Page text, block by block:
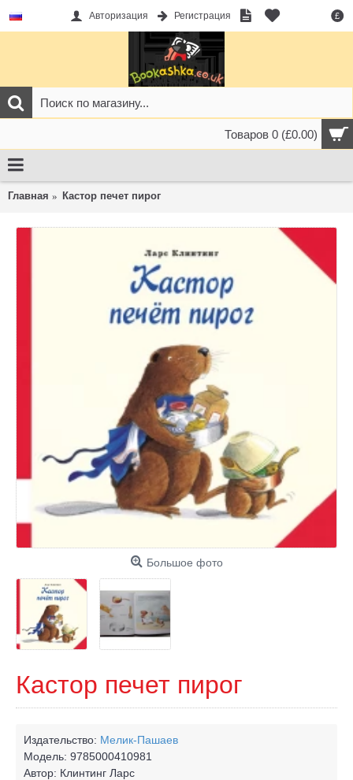
£
Авторизация Регистрация
Товаров 0 (£0.00)
Главная Кастор печет пирог
Большое фото
Кастор печет пирог
Издательство: Мелик-Пашаев
Модель: 9785000410981
Автор: Клинтинг Ларс